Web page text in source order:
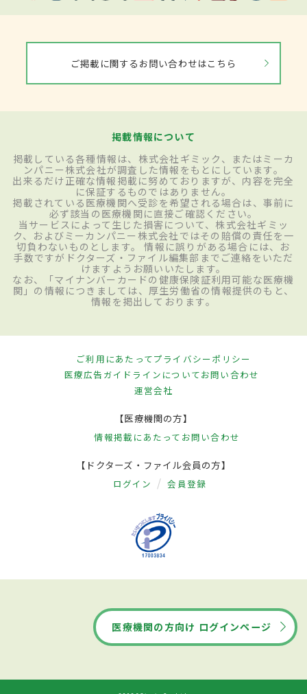
ご掲載に関するお問い合わせはこちら
掲載情報について
掲載している各種情報は、株式会社ギミック、またはミーカ
ンパニー株式会社が調査した情報をもとにしています。
出来るだけ正確な情報掲載に努めておりますが、内容を完全
に保証するものではありません。
掲載されている医療機関へ受診を希望される場合は、事前に
必ず該当の医療機関に直接ご確認ください。
当サービスによって生じた損害について、株式会社ギミッ
ク、およびミーカンパニー株式会社ではその賠償の責任を一
切負わないものとします。 情報に誤りがある場合には、お
手数ですがドクターズ・ファイル編集部までご連絡をいただ
けますようお願いいたします。
なお、「マイナンバーカードの健康保険証利用可能な医療機
関」の情報につきましては、厚生労働省の情報提供のもと、
情報を掲出しております。
ご利用にあたってプライバシーポリシー
医療広告ガイドラインについてお問い合わせ
運営会社
【医療機関の方】
情報掲載にあたって お問い合わせ
【ドクターズ・ファイル会員の方】
ログイン 会員登録
医療機関の方向け ログインページ